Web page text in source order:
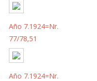
Año 7.1924=Nr.
77/78,51
Año 7.1924=Nr.